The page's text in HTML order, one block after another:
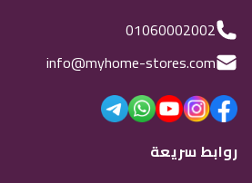
01060002002
info@myhome-stores.com
روابط سريعة